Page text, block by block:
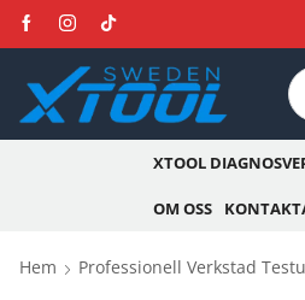
XTOOL
OM OSS
Hem Professionell Verkstad